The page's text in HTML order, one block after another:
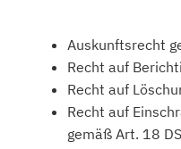
Auskunftsrecht
Recht auf
Recht auf
Recht auf
gemäß Art. 18